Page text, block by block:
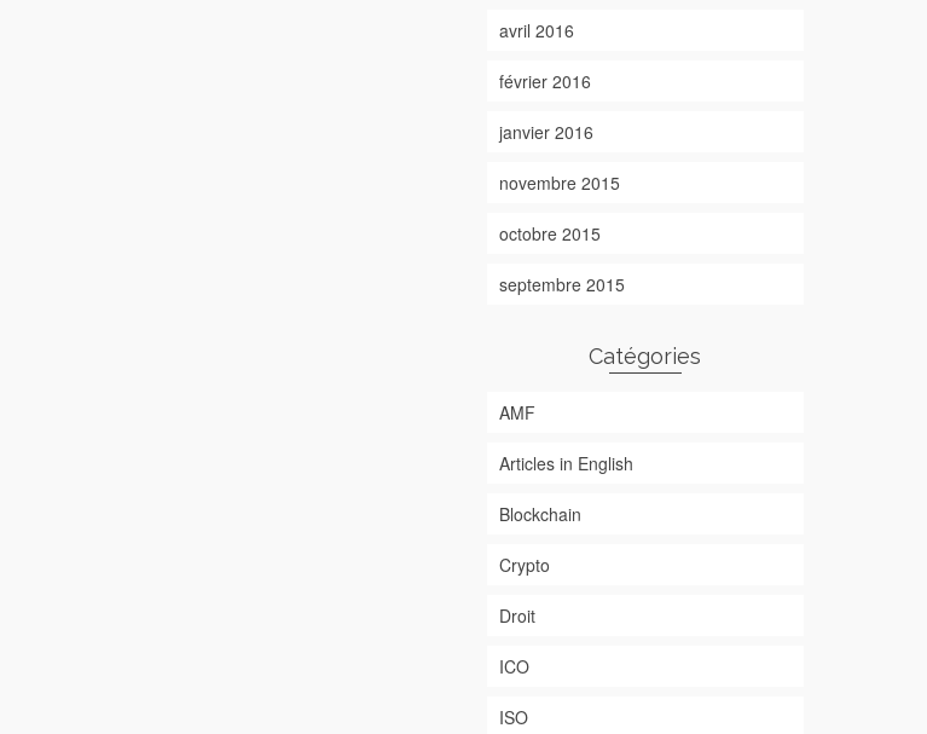
avril 2016
février 2016
janvier 2016
novembre 2015
octobre 2015
septembre 2015
Catégories
AMF
Articles in English
Blockchain
Crypto
Droit
ICO
ISO